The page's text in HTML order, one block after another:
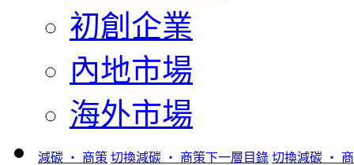
初創企業
內地市場
海外市場
減碳 ‧ 商策 切換減碳 ‧ 商策下一層目錄 切換減碳 ‧